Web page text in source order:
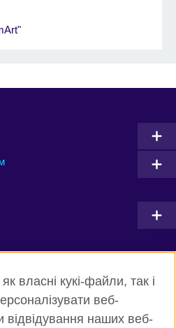
Twitter
Flickr
власні кукі-файли, так і
веб-
відвідування наших веб-